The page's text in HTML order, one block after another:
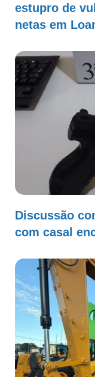
estupro de
netas em
Discussão
com casal